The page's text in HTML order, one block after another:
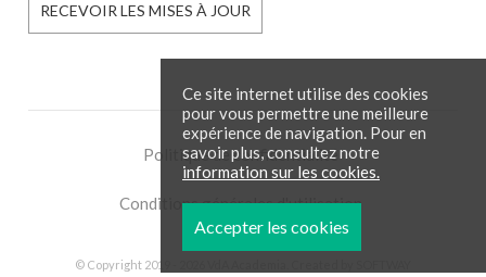
RECEVOIR LES MISES À JOUR
Politique de confidentialité
Conditions générales d'utilisation
© Copyright 2019 - 2026 VdA Academia. Created by
Ce site internet utilise des cookies
pour vous permettre une meilleure
expérience de navigation. Pour en
savoir plus, consultez notre
information sur les cookies.
Accepter les cookies